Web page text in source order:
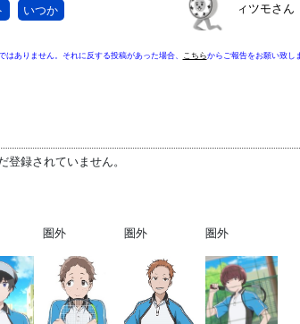
いつか ィツモさん
ありません。それに反する投稿があった場合、 こちらからご報告をお願い致し
登録されていません。
圏外 圏外 圏外